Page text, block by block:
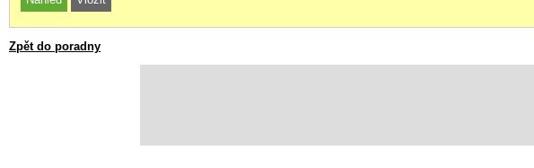
Zpět do poradny